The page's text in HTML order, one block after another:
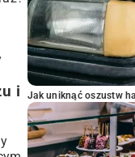
i
Jak uniknąć oszustw